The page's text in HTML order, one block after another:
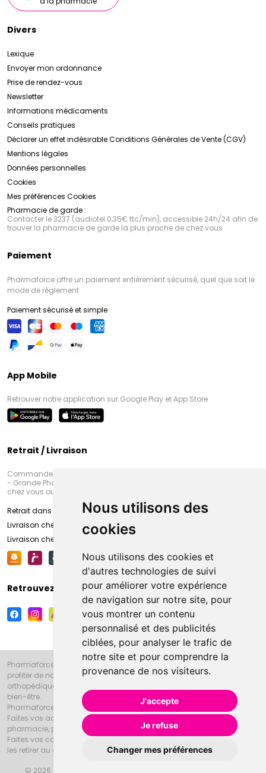
Nous utilisons des
cookies
Nous utilisons des cookies et
d'autres technologies de suivi
pour améliorer votre expérience
de navigation sur notre site, pour
vous montrer un contenu
personnalisé et des publicités
ciblées, pour analyser le trafic de
notre site et pour comprendre la
provenance de nos visiteurs.
J'accepte
Je refuse
Changer mes préférences
Divers
Lexique
Envoyer mon ordonnance
Prise de rendez-vous
Newsletter
Informations médicaments
Conseils pratiques
Déclarer un effet indésirableConditions Générales de Vente (CGV)
Mentions légales
Données personnelles
Cookies
Mes préférences Cookies
Pharmacie de garde :
Contacter le 3237 (audiotel 0,35€ ttc/min), accessible 24h/24 afin de
trouver la pharmacie de garde la plus proche de chez vous
Paiement
Pharmaforce offre un paiement entièrement sécurisé, quel que soit le
mode de règlement
Paiement sécurisé et simple
App Mobile
Retrouver notre application sur Google Play et App Store
Retrait / Livraison
Commandez en ligne et venez chercher votre commande à Amiens
- Grande Pharmacie d’Amiens (Fachon) ou recevez-là rapidement
chez vous ou en point retrait
Retrait dans la pharmacie d’Amiens
Livraison chez vous
Livraison chez votre commerçant
Retrouvez-nous sur vos réseaux sociaux
Pharmaforce.fr et la Grande Pharmacie d’Amiens vous souhaitent de
profiter de notre accueil, de nos conseils pharmaceutiques,
orthopédiques, homéopathiques, parapharmaceutiques, beauté et
bien-être.
Pharmaforce.fr est le site internet de la Grande Pharmacie d’Amiens.
Faites vos achats en ligne grâce à un choix de 20000 références en
pharmacie, parapharmacie, diététique et animaux (vétérinaire).
Faites vos courses de pharmacie et parapharmacie en ligne et venez
les retirer au drive ou vous les faire livrer à domicile.
© 2026 Grande Pharmacie d’Amiens